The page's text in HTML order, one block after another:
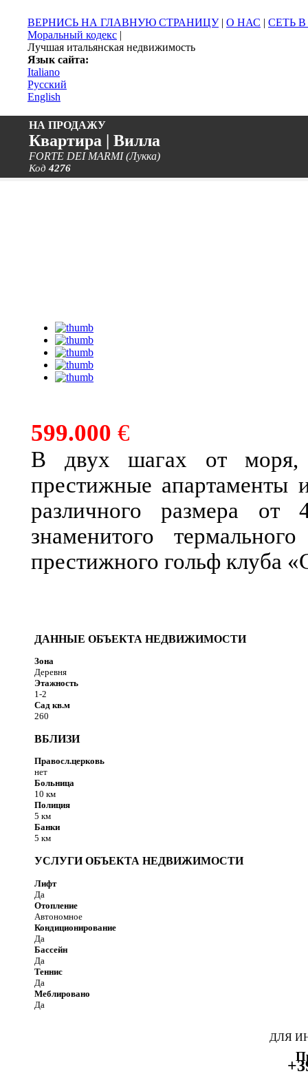
ВЕРНИСЬ НА ГЛАВНУЮ СТРАНИЦУ| О НАС | СЕТЬ
Моральный кодекс |
Лучшая итальянская недвижимость
Язык сайта:
Italiano
Русский
English
НА ПРОДАЖУ
Квартира | Вилла
FORTE DEI MARMI (Лукка)
Код4276
599.000 €
В двух шагах от моря,
престижные апартаменты
различного размера от
знаменитого
престижного гольф клуба
ДАННЫЕ ОБЪЕКТА НЕДВИЖИМОСТИ
Зона
Деревня
Этажность
1-2
Сад кв.м
260
ВБЛИЗИ
Правосл.церковь
нет
Больница
10 км
Полиция
5 км
Банки
5 км
УСЛУГИ ОБЪЕКТА НЕДВИЖИМОСТИ
Лифт
Да
Отопление
Автономное
Кондиционирование
Да
Бассейн
Да
Теннис
Да
Меблировано
Да
ДЛЯ